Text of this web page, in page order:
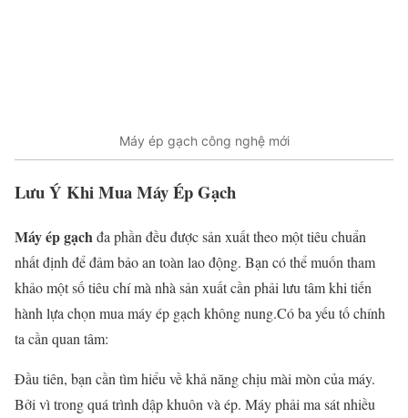
Máy ép gạch công nghệ mới
Lưu Ý Khi Mua Máy Ép Gạch
Máy ép gạchđa phần đều được sản xuất theo một tiêu chuẩn
nhất định để đảm bảo an toàn lao động. Bạn có thể muốn tham
khảo một số tiêu chí mà nhà sản xuất cần phải lưu tâm khi tiến
hành lựa chọn mua máy ép gạch không nung.Có ba yếu tố chính
ta cần quan tâm:
Đầu tiên, bạn cần tìm hiểu về khả năng chịu mài mòn của máy.
Bởi vì trong quá trình dập khuôn và ép. Máy phải ma sát nhiều